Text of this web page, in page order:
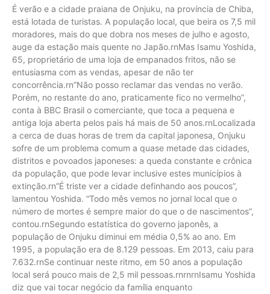
É verão e a cidade praiana de Onjuku, na província de Chiba,
está lotada de turistas. A população local, que beira os 7,5 mil
moradores, mais do que dobra nos meses de julho e agosto,
auge da estação mais quente no Japão.rnMas Isamu Yoshida,
65, proprietário de uma loja de empanados fritos, não se
entusiasma com as vendas, apesar de não ter
concorrência.rn”Não posso reclamar das vendas no verão.
Porém, no restante do ano, praticamente fico no vermelho”,
conta à BBC Brasil o comerciante, que toca a pequena e
antiga loja aberta pelos pais há mais de 50 anos.rnLocalizada
a cerca de duas horas de trem da capital japonesa, Onjuku
sofre de um problema comum a quase metade das cidades,
distritos e povoados japoneses: a queda constante e crônica
da população, que pode levar inclusive estes municípios à
extinção.rn”É triste ver a cidade definhando aos poucos”,
lamentou Yoshida. “Todo mês vemos no jornal local que o
número de mortes é sempre maior do que o de nascimentos”,
contou.rnSegundo estatística do governo japonês, a
população de Onjuku diminui em média 0,5% ao ano. Em
1995, a população era de 8.129 pessoas. Em 2013, caiu para
7.632.rnSe continuar neste ritmo, em 50 anos a população
local será pouco mais de 2,5 mil pessoas.rnrnrnIsamu Yoshida
diz que vai tocar negócio da família enquanto